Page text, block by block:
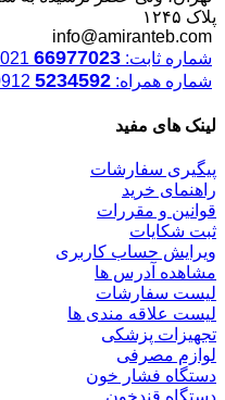
پلاک ۱۲۴۵
info@amiranteb.com
شماره ثابت: 66977023
شماره همراه: 5234592
لینک های مفید
پیگیری سفارشات
راهنمای خرید
قوانین و مقررات
ثبت شکایات
ویرایش حساب کاربری
مشاهده آدرس ها
لیست سفارشات
لیست علاقه مندی ها
تجهیزات پزشکی
لوازم مصرفی
دستگاه فشار خون